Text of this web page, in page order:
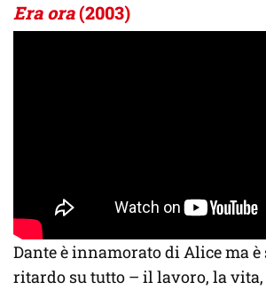
Era ora(2003)
Dante è innamorato di Alice ma
ritardo su tutto – il lavoro, la vita,